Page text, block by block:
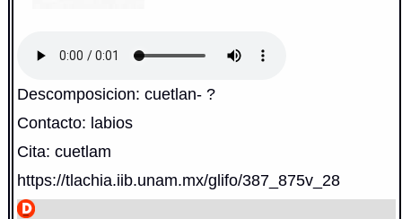
Descomposicion: cuetlan- ?
Contacto: labios
Cita: cuetlam
https://tlachia.iib.unam.mx/glifo/387_875v_28